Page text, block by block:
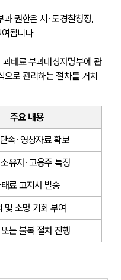
과 권한은 시·도경찰청장,
됩니다.
태료 부과대상자명부에 관
로 관리하는 절차를 거치
주요 내용
속·영상자료 확보
유자·고용주 특정
료 고지서 발송
및 소명 기회 부여
는 불복 절차 진행